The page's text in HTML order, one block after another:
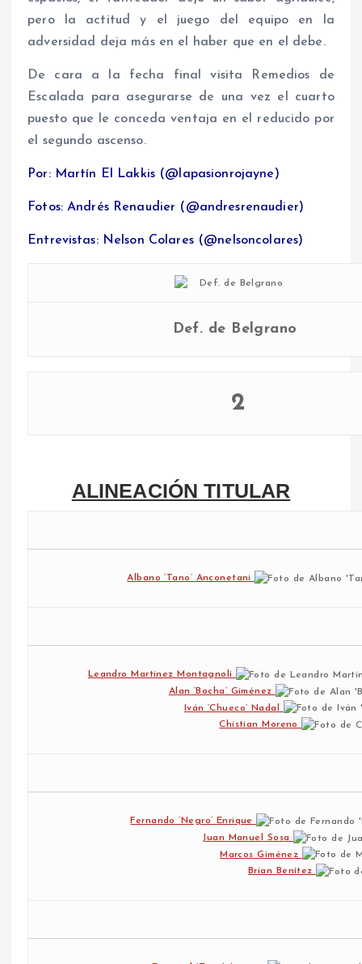
pero la actitud y el juego del equipo en la
adversidad deja más en el haber que en el debe.
De cara a la fecha final visita Remedios de
Escalada para asegurarse de una vez el cuarto
puesto que le conceda ventaja en el reducido por
el segundo ascenso.
Por: Martín El Lakkis (@lapasionrojayne)
Fotos: Andrés Renaudier (@andresrenaudier)
Entrevistas: Nelson Colares (@nelsoncolares)
Def. de Belgrano
2
ALINEACIÓN TITULAR
Albano ‘Tano’ Anconetani
Leandro Martinez Montagnoli
Alan ‘Bocha’ Giménez
Iván ‘Chueco’ Nadal
Chistian Moreno
Fernando ‘Negro’ Enrique
Juan Manuel Sosa
Marcos Giménez
Brian Benítez